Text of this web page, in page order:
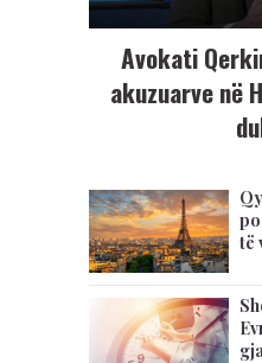
Avokati
akuzuarve në
të